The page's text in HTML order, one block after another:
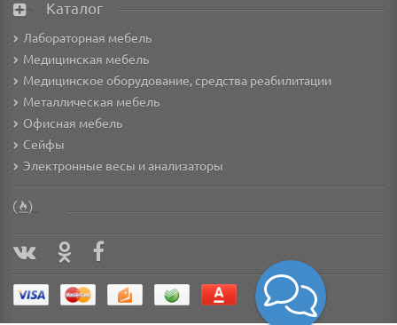
Каталог
Лабораторная мебель
Медицинская мебель
Медицинское оборудование, средства реабилитации
Металлическая мебель
Офисная мебель
Сейфы
Электронные весы и анализаторы